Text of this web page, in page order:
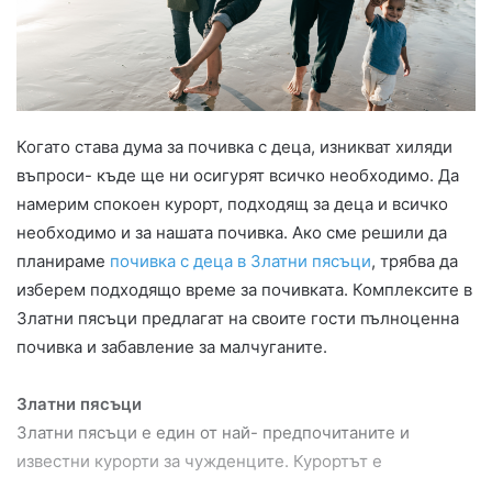
Когато става дума за почивка с деца, изникват хиляди
въпроси- къде ще ни осигурят всичко необходимо. Да
намерим спокоен курорт, подходящ за деца и всичко
необходимо и за нашата почивка. Ако сме решили да
планираме почивка с деца в Златни пясъци, трябва да
изберем подходящо време за почивката. Комплексите в
Златни пясъци предлагат на своите гости пълноценна
почивка и забавление за малчуганите.
Златни пясъци
Златни пясъци е един от най- предпочитаните и
известни курорти за чужденците. Курортът е